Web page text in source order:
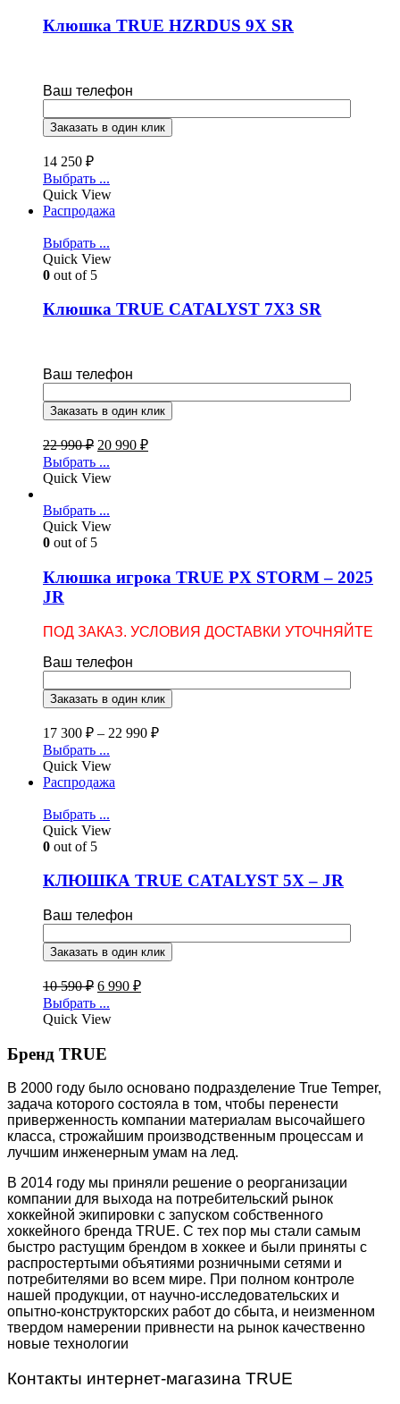
Клюшка TRUE HZRDUS 9X SR
Ваш телефон
14 250 ₽
Выбрать ...
Quick View
Распродажа
Выбрать ...
Quick View
0 out of 5
Клюшка TRUE CATALYST 7X3 SR
Ваш телефон
22 990₽ 20 990 ₽
Выбрать ...
Quick View
Выбрать ...
Quick View
0 out of 5
Клюшка игрока TRUE PX STORM – 2025
JR
ПОД ЗАКАЗ. УСЛОВИЯ ДОСТАВКИ УТОЧНЯЙТЕ
Ваш телефон
17 300 ₽ – 22 990 ₽
Выбрать ...
Quick View
Распродажа
Выбрать ...
Quick View
0 out of 5
КЛЮШКА TRUE CATALYST 5X – JR
Ваш телефон
10 590₽ 6 990 ₽
Выбрать ...
Quick View
Бренд TRUE
В 2000 году было основано подразделение True Temper,
задача которого состояла в том, чтобы перенести
приверженность компании материалам высочайшего
класса, строжайшим производственным процессам и
лучшим инженерным умам на лед.
В 2014 году мы приняли решение о реорганизации
компании для выхода на потребительский рынок
хоккейной экипировки с запуском собственного
хоккейного бренда TRUE. С тех пор мы стали самым
быстро растущим брендом в хоккее и были приняты с
распростертыми объятиями розничными сетями и
потребителями во всем мире. При полном контроле
нашей продукции, от научно-исследовательских и
опытно-конструкторских работ до сбыта, и неизменном
твердом намерении привнести на рынок качественно
новые технологии
Контакты интернет-магазина TRUE